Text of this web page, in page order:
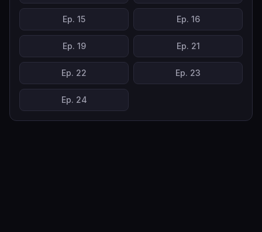
Ep. 15 Ep. 16
Ep. 19 Ep. 21
Ep. 22 Ep. 23
Ep. 24